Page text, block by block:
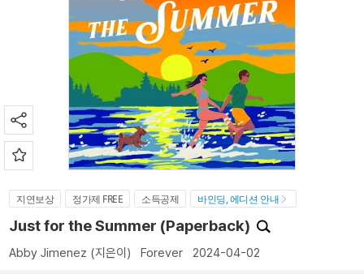
지연보상 정가제 FREE 소득공제 바인딩, 에디션 안내
Just for the Summer (Paperback)
Abby Jimenez (지은이) Forever 2024-04-02